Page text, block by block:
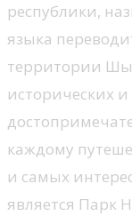
республики,
языка
территории
исторических
каждому
и самых
является Парк